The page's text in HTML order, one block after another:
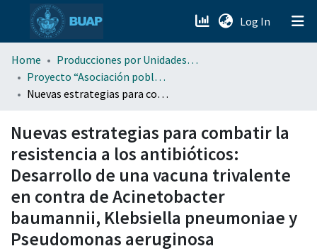
Log In (current)
menu.section.about_menu
All of DSpace
Home
Producciones por Unidades Académicas
Proyecto “Asociación poblana de Ciencias Microbiológicas” . (APCM)
Nuevas estrategias para combatir la resistencia a los antibióticos: Desarrollo de una vacuna trivalente en contra de Acinetobacter baumannii, Klebsiella pneumoniae y Pseudomonas aeruginosa
Nuevas estrategias para combatir la
resistencia a los antibióticos:
Desarrollo de una vacuna trivalente
en contra de Acinetobacter
baumannii, Klebsiella pneumoniae y
Pseudomonas aeruginosa